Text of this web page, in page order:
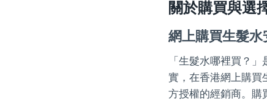
關於購買與選
網上購買生髮水
「生髮水哪裡買？
實，在香港網上購買
方授權的經銷商。購